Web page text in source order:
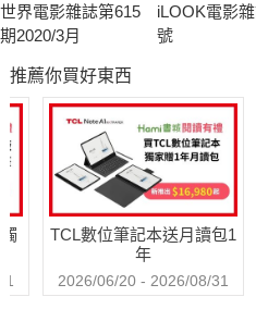
MOVIE FEATURE 電影特寫
獻給每個勇敢心靈的時代戀歌。
68 愛在頭七天
令人捧腹大笑卻也感動落淚的溫馨
70 安娜貝爾
【厲陰宅】中令人毛骨悚然的邪
72 大法官
74 控制
世界電影雜誌第615
期2020/3月
iLOOK電影
號
推薦你買好東西
TCL數位筆記本送月讀包1
年
2026/06/20 - 2026/08/31